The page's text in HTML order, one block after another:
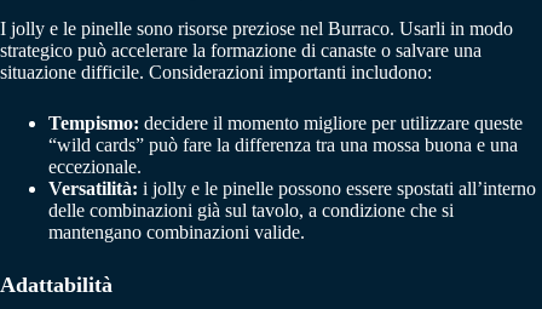
I jolly e le pinelle sono risorse preziose nel Burraco. Usarli in modo
strategico può accelerare la formazione di canaste o salvare una
situazione difficile. Considerazioni importanti includono:
Tempismo: decidere il momento migliore per utilizzare queste
“wild cards” può fare la differenza tra una mossa buona e una
eccezionale.
Versatilità: i jolly e le pinelle possono essere spostati all’interno
delle combinazioni già sul tavolo, a condizione che si
mantengano combinazioni valide.
Adattabilità